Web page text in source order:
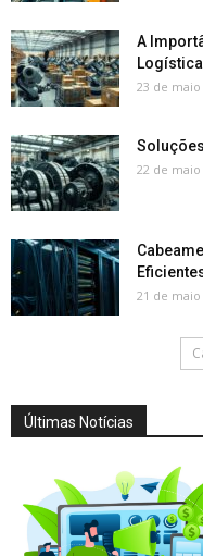
A
23 de maio
22 de maio
21 de maio
Últimas Notícias